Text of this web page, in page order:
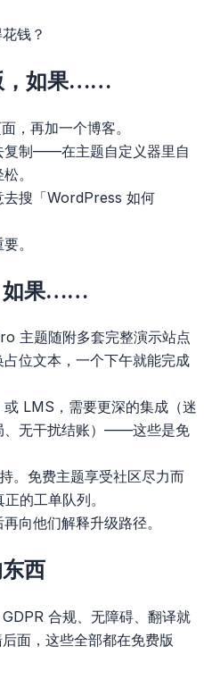
钱？
，如果……
，再加一个博客。
复制——在主题自定义器里自
。
去搜「WordPress 如何
。
如果……
主题随附多套完整演示站点
位文本，一个下午就能完成
LMS，需要更深的集成（迷
、无干扰结账）——这些是免
。免费主题享受社区尽力而
的工单队列。
向他们解释升级路径。
西
合规、无障碍、翻译就
面，这些全部都在免费版